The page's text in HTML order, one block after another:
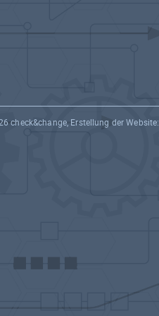
check&change, Erstellung der Website: